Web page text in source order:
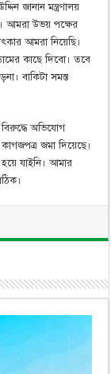
জানান মন্ত্রণালয়
আমরা উভয় পক্ষের
আমরা নিয়েছি।
কাছে দিবো। তবে
বাকিটা সমস্ত
অভিযোগ
জমা দিয়েছে।
যাইনি। আমার